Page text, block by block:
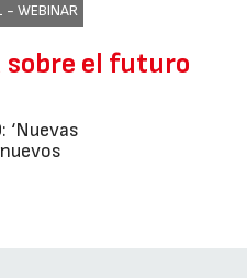
- WEBINAR
sobre el futuro
‘Nuevas